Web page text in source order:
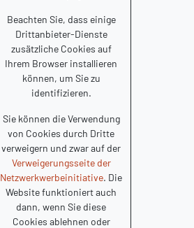
Beachten Sie, dass einige
Drittanbieter-Dienste
zusätzliche Cookies auf
Ihrem Browser installieren
können, um Sie zu
identifizieren.
Sie können die Verwendung
von Cookies durch Dritte
verweigern und zwar auf der
Verweigerungsseite der
Netzwerkwerbeinitiative. Die
Website funktioniert auch
dann, wenn Sie diese
Cookies ablehnen oder